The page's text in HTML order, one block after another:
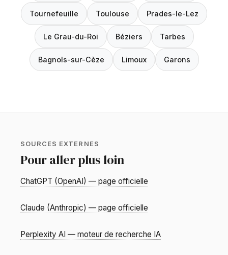
Tournefeuille Toulouse Prades-le-Lez
Le Grau-du-Roi Béziers Tarbes
Bagnols-sur-Cèze Limoux Garons
SOURCES EXTERNES
Pour aller plus loin
ChatGPT (OpenAI) — page officielle
Claude (Anthropic) — page officielle
Perplexity AI — moteur de recherche IA